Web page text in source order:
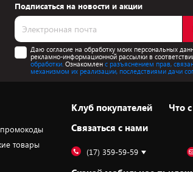
Подписаться на новости и акции
Даю согласие на обработку моих персональных
рекламно-информационной рассылки в
обработки. Ознакомлен с разъяснением прав,
механизмом их реализации, последствиями дачи
товары
Клуб покупателей
Cвязаться с нами
Что
(17) 359-59-59